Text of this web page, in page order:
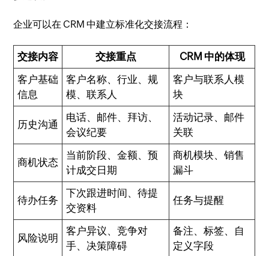
企业可以在 CRM 中建立标准化交接流程：
交接内容 交接重点
CRM 中的体现
客户基础
信息
客户名称、行业、规
模、联系人
客户与联系人模
块
历史沟通
电话、邮件、拜访、
会议纪要
活动记录、邮件
关联
商机状态
当前阶段、金额、预
计成交日期
商机模块、销售
漏斗
待办任务
下次跟进时间、待提
交资料
任务与提醒
风险说明
客户异议、竞争对
手、决策障碍
备注、标签、自
定义字段